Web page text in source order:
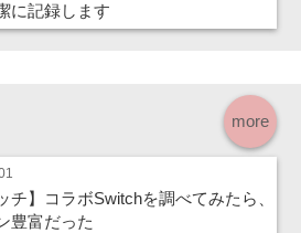
に記録します
more
チ】コラボSwitchを調べてみたら、
豊富だった